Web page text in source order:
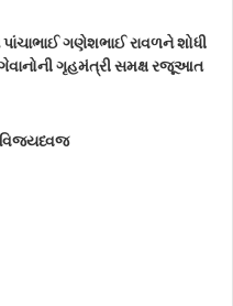
ગણેશભાઈ રાવળને શોધી
ગૃહમંત્રી સમક્ષ રજૂઆત
વિજયધ્વજ